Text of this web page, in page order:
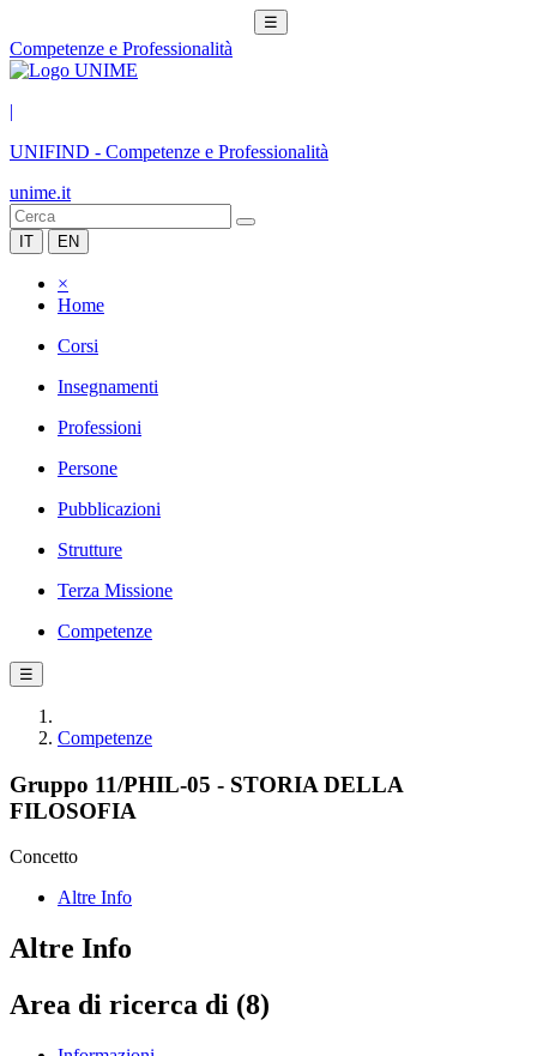
☰
Competenze e Professionalità
|
UNIFIND - Competenze e Professionalità
unime.it
IT EN
×
Home
Corsi
Insegnamenti
Professioni
Persone
Pubblicazioni
Strutture
Terza Missione
Competenze
☰
Competenze
Gruppo 11/PHIL-05 - STORIA DELLA
FILOSOFIA
Concetto
Altre Info
Altre Info
Area di ricerca di (8)